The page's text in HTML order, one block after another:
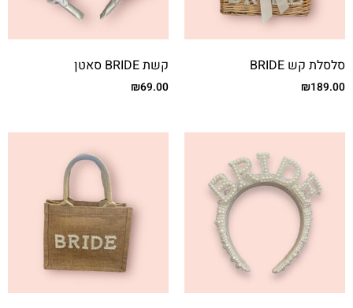
סלסלת קש BRIDE
₪189.00
קשת BRIDE סאטן
₪69.00